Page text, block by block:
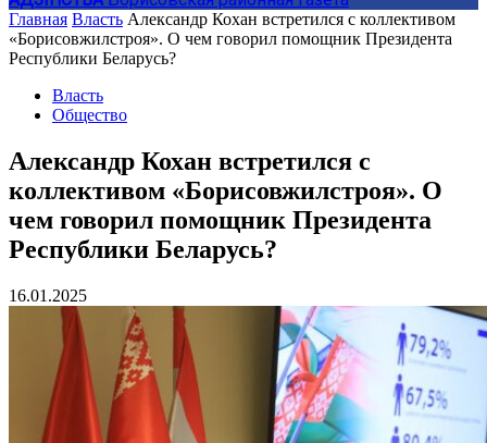
Главная Власть Александр Кохан встретился с коллективом
«Борисовжилстроя». О чем говорил помощник Президента
Республики Беларусь?
Власть
Общество
Александр Кохан встретился с
коллективом «Борисовжилстроя». О
чем говорил помощник Президента
Республики Беларусь?
16.01.2025